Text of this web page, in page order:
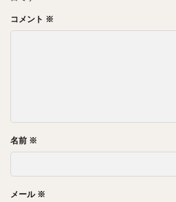
コメント ※
名前 ※
メール ※